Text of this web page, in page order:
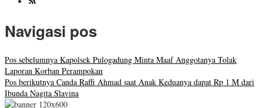
Navigasi pos
Pos sebelumnya Kapolsek Pulogadung Minta Maaf Anggotanya Tolak
Laporan Korban Perampokan
Pos berikutnya Canda Raffi Ahmad saat Anak Keduanya dapat Rp 1 M dari
Ibunda Nagita Slavina